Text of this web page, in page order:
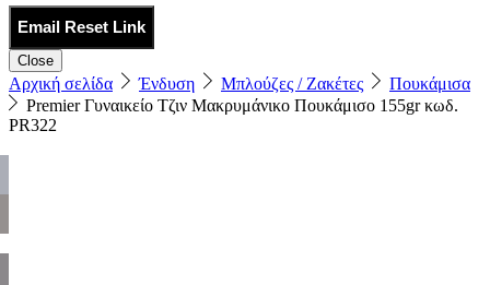
Email Reset Link
Close
Αρχική σελίδα Ένδυση Μπλούζες / Ζακέτες
Πουκάμισα
Premier Γυναικείο Τζιν Μακρυμάνικο Πουκάμισο 155gr κωδ.
PR322